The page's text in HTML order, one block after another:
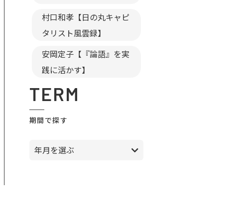
村口和孝【日の丸キャピ
タリスト風雲録】
安岡定子【『論語』を実
践に活かす】
TERM
期間で探す
年月を選ぶ